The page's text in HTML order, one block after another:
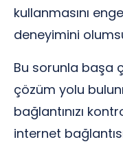
kullanmasını
deneyimini
Bu sorunla başa
çözüm yolu
bağlantınızı
internet